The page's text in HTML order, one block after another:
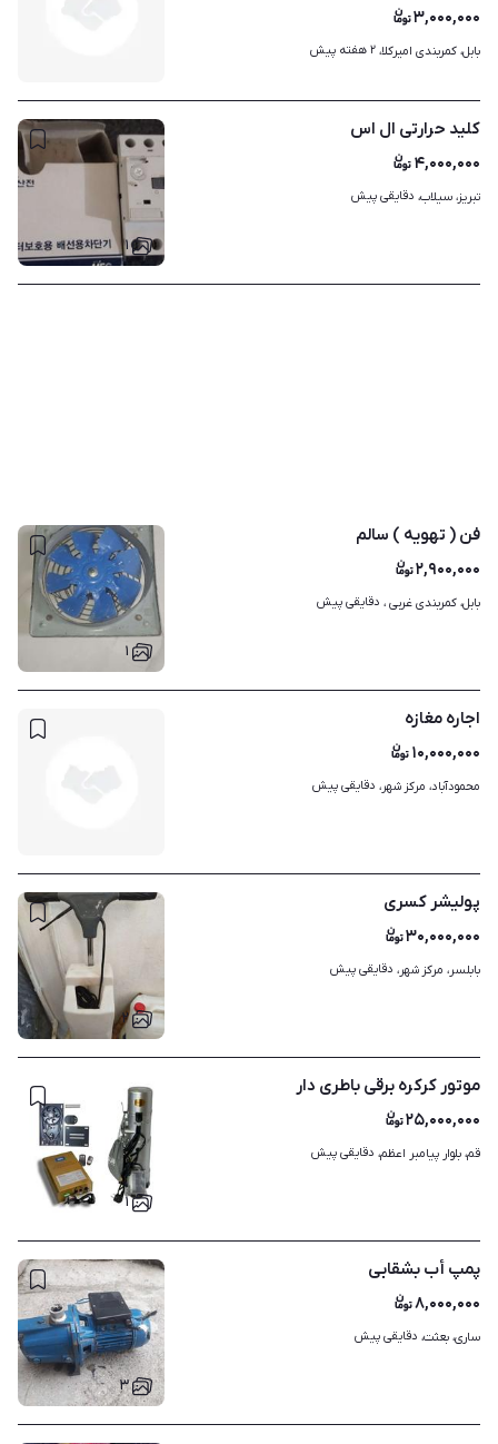
۳,۰۰۰,۰۰۰
بابل، کمربندی امیرکلا، ۲ هفته پیش
۱
کلید حرارتی ال اس
۴,۰۰۰,۰۰۰
تبریز، سیلاب، دقایقی پیش
۱
فن ( تهویه ) سالم
۲,۹۰۰,۰۰۰
بابل، کمربندی غربی ، دقایقی پیش
اجاره مغازه
۱۰,۰۰۰,۰۰۰
محمودآباد، مرکز شهر، دقایقی پیش
۲
پولیشر کسری
۳۰,۰۰۰,۰۰۰
بابلسر، مرکز شهر، دقایقی پیش
۱
موتور کرکره برقی باطری دار
۲۵,۰۰۰,۰۰۰
قم، بلوار پیامبر اعظم، دقایقی پیش
۳
پمپ أب بشقابی
۸,۰۰۰,۰۰۰
ساری، بعثت، دقایقی پیش